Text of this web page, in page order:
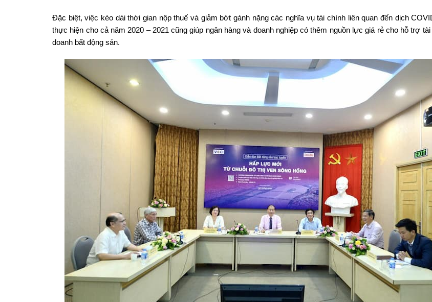
Đặc biệt, việc kéo dài thời gian nộp thuế và giảm bớt gánh nặng các nghĩa vụ tài chính liên quan đến dịch
thực hiện cho cả năm 2020 – 2021 cũng giúp ngân hàng và doanh nghiệp có thêm nguồn lực giá rẻ cho hỗ trợ
doanh bất động sản.